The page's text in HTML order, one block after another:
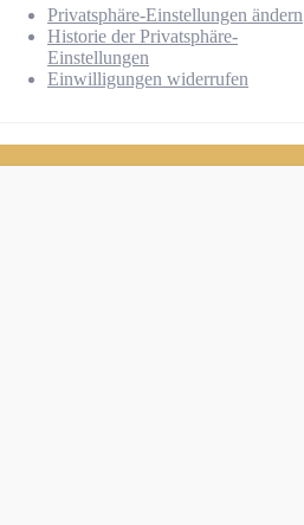
Privatsphäre-Einstellungen ändern
Historie der Privatsphäre-
Einstellungen
Einwilligungen widerrufen